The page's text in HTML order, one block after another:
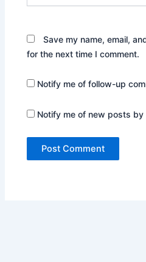
Save my name, email,
for the next time I comment.
Notify me of follow-up
Notify me of new posts by